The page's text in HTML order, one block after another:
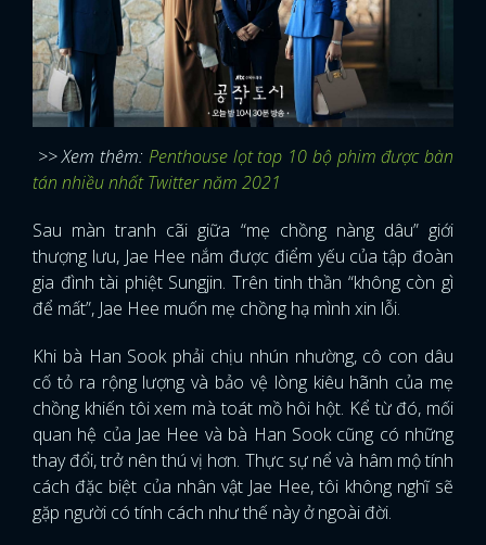
>> Xem thêm: Penthouse lọt top 10 bộ phim được bàn
tán nhiều nhất Twitter năm 2021
Sau màn tranh cãi giữa “mẹ chồng nàng dâu” giới
thượng lưu, Jae Hee nắm được điểm yếu của tập đoàn
gia đình tài phiệt Sungjin. Trên tinh thần “không còn gì
để mất”, Jae Hee muốn mẹ chồng hạ mình xin lỗi.
Khi bà Han Sook phải chịu nhún nhường, cô con dâu
cố tỏ ra rộng lượng và bảo vệ lòng kiêu hãnh của mẹ
chồng khiến tôi xem mà toát mồ hôi hột. Kể từ đó, mối
quan hệ của Jae Hee và bà Han Sook cũng có những
thay đổi, trở nên thú vị hơn. Thực sự nể và hâm mộ tính
cách đặc biệt của nhân vật Jae Hee, tôi không nghĩ sẽ
gặp người có tính cách như thế này ở ngoài đời.